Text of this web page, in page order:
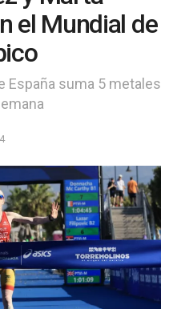
el Mundial de
España suma 5 metales